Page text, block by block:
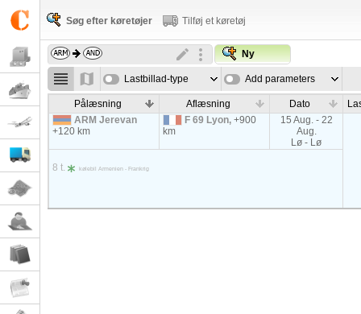
Søg efter køretøjer Tilføj et køretøj
Ny
Lastbillad-type Add parameters
Pålæsning Aflæsning Dato
ARM Jerevan
+120 km
F 69 Lyon,+900
km
15 Aug. - 22
Aug.
Lø - Lø
8 t. kølebil Armenien - Frankrig